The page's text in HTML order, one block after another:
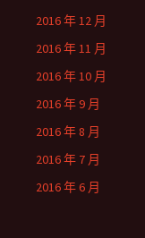
2016 年 12 月
2016 年 11 月
2016 年 10 月
2016 年 9 月
2016 年 8 月
2016 年 7 月
2016 年 6 月